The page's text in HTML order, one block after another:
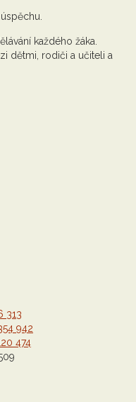
každého žáka.
dětmi, rodiči a učiteli a
313
942
474